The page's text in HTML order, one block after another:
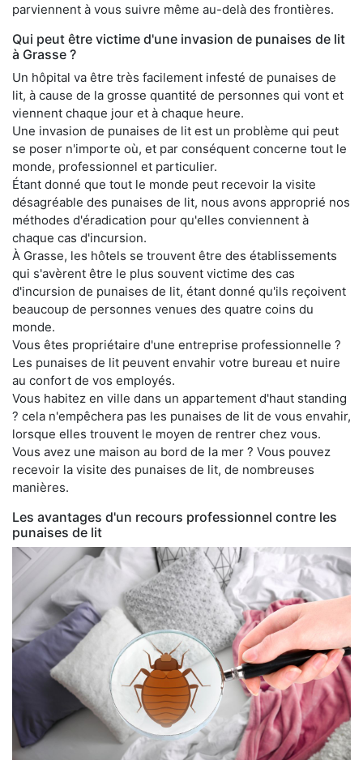
parviennent à vous suivre même au-delà des frontières.
Qui peut être victime d'une invasion de punaises de lit
à Grasse ?
Un hôpital va être très facilement infesté de punaises de
lit, à cause de la grosse quantité de personnes qui vont et
viennent chaque jour et à chaque heure.
Une invasion de punaises de lit est un problème qui peut
se poser n'importe où, et par conséquent concerne tout le
monde, professionnel et particulier.
Étant donné que tout le monde peut recevoir la visite
désagréable des punaises de lit, nous avons approprié nos
méthodes d'éradication pour qu'elles conviennent à
chaque cas d'incursion.
À Grasse, les hôtels se trouvent être des établissements
qui s'avèrent être le plus souvent victime des cas
d'incursion de punaises de lit, étant donné qu'ils reçoivent
beaucoup de personnes venues des quatre coins du
monde.
Vous êtes propriétaire d'une entreprise professionnelle ?
Les punaises de lit peuvent envahir votre bureau et nuire
au confort de vos employés.
Vous habitez en ville dans un appartement d'haut standing
? cela n'empêchera pas les punaises de lit de vous envahir,
lorsque elles trouvent le moyen de rentrer chez vous.
Vous avez une maison au bord de la mer ? Vous pouvez
recevoir la visite des punaises de lit, de nombreuses
manières.
Les avantages d'un recours professionnel contre les
punaises de lit